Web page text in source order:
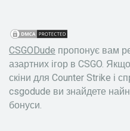
CSGODude пропонує вам
азартних ігор в CSGO.
скіни для Counter Strike і
csgodude ви знайдете
бонуси.